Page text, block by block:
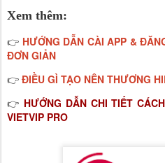
Xem thêm:
👉 HƯỚNG DẪN CÀI APP &
ĐƠN GIẢN
👉 ĐIỀU GÌ TẠO NÊN THƯƠNG
👉 HƯỚNG DẪN CHI TIẾT
VIETVIP PRO